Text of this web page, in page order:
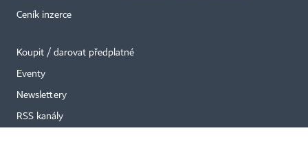
Ceník inzerce
Koupit / darovat předplatné
Eventy
Newslettery
RSS kanály